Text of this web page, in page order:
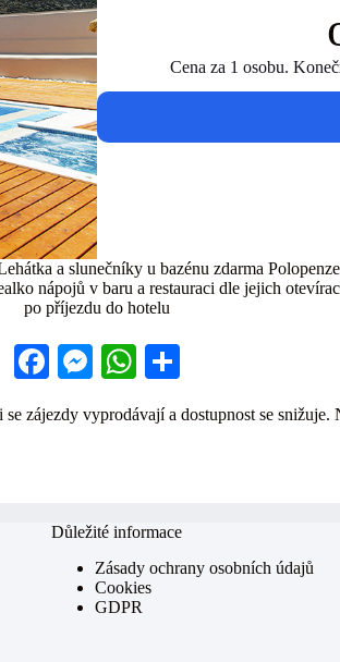
Cena za 1 osobu.
a slunečníky u bazénu zdarma
nápojů v baru a restauraci dle jejich
po příjezdu do hotelu
Fa
bo
M
se
W
ts re
zájezdy vyprodávají a dostupnost se snižuje.
Důležité informace
Zásady ochrany osobních údajů
Cookies
GDPR